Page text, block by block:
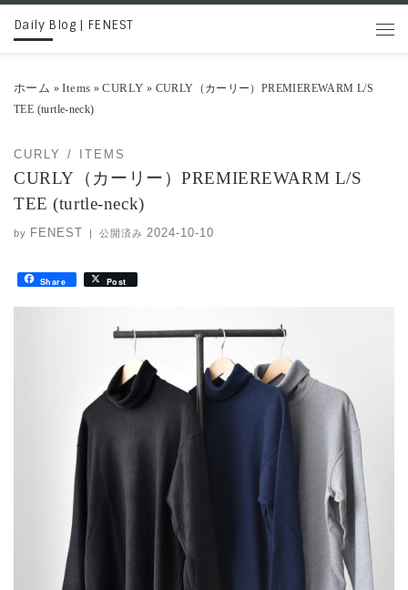
コンテンツへスキップ
Daily Blog | FENEST
ホーム » Items » CURLY » CURLY（カーリー）PREMIEREWARM L/S
TEE (turtle-neck)
CURLY ITEMS
CURLY（カーリー）PREMIEREWARM L/S
TEE (turtle-neck)
by FENEST | 公開済み 2024-10-10
Share Post